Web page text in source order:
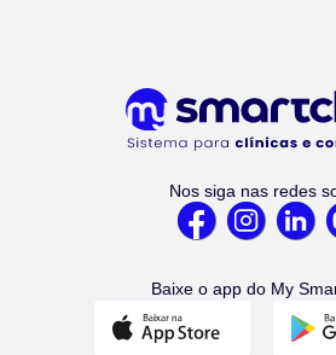
Nos siga nas redes
Baixe o app do My